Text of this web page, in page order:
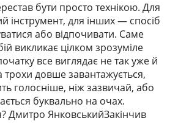
бути просто технікою. Для
інструмент, для інших — спосіб
або відпочивати. Саме
викликає цілком зрозуміле
все виглядає не так уже й
довше завантажується,
голосніше, ніж зазвичай, або
буквально на очах.
Дмитро ЯнковськийЗакінчив